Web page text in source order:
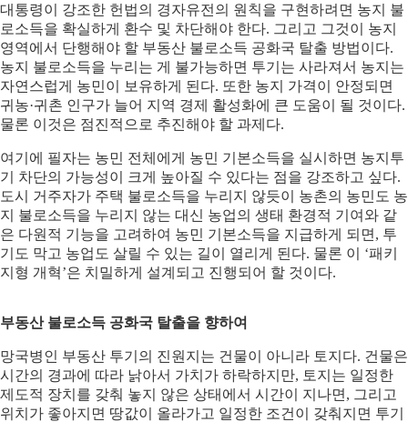
대통령이 강조한 헌법의 경자유전의 원칙을 구현하려면 농지 불
로소득을 확실하게 환수 및 차단해야 한다. 그리고 그것이 농지
영역에서 단행해야 할 부동산 불로소득 공화국 탈출 방법이다.
농지 불로소득을 누리는 게 불가능하면 투기는 사라져서 농지는
자연스럽게 농민이 보유하게 된다. 또한 농지 가격이 안정되면
귀농·귀촌 인구가 늘어 지역 경제 활성화에 큰 도움이 될 것이다.
물론 이것은 점진적으로 추진해야 할 과제다.
여기에 필자는 농민 전체에게 농민 기본소득을 실시하면 농지투
기 차단의 가능성이 크게 높아질 수 있다는 점을 강조하고 싶다.
도시 거주자가 주택 불로소득을 누리지 않듯이 농촌의 농민도 농
지 불로소득을 누리지 않는 대신 농업의 생태 환경적 기여와 같
은 다원적 기능을 고려하여 농민 기본소득을 지급하게 되면, 투
기도 막고 농업도 살릴 수 있는 길이 열리게 된다. 물론 이 ‘패키
지형 개혁’은 치밀하게 설계되고 진행되어 할 것이다.
부동산 불로소득 공화국 탈출을 향하여
망국병인 부동산 투기의 진원지는 건물이 아니라 토지다. 건물은
시간의 경과에 따라 낡아서 가치가 하락하지만, 토지는 일정한
제도적 장치를 갖춰 놓지 않은 상태에서 시간이 지나면, 그리고
위치가 좋아지면 땅값이 올라가고 일정한 조건이 갖춰지면 투기